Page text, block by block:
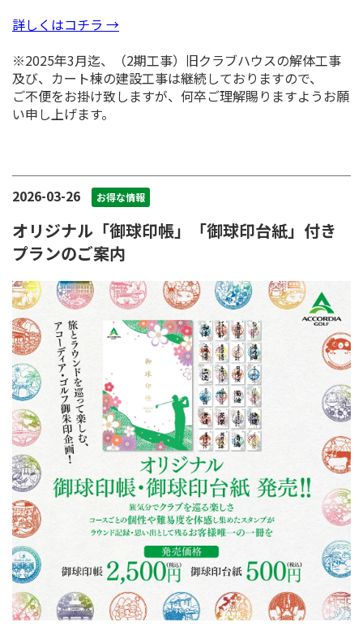
詳しくはコチラ →
※2025年3月迄、（2期工事）旧クラブハウスの解体工事
及び、カート棟の建設工事は継続しておりますので、
ご不便をお掛け致しますが、何卒ご理解賜りますようお願
い申し上げます。
2026-03-26 お得な情報
オリジナル「御球印帳」「御球印台紙」付き
プランのご案内